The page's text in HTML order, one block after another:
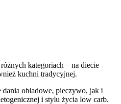
kategoriach – na diecie
kuchni tradycyjnej.
obiadowe, pieczywo, jak i
i stylu życia low carb.